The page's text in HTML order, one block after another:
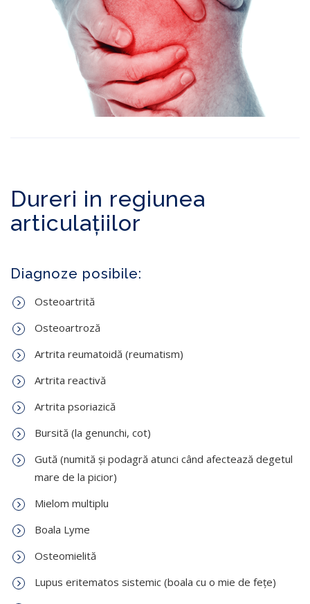
Dureri in regiunea
articulațiilor
Diagnoze posibile:
Osteoartrită
Osteoartroză
Artrita reumatoidă (reumatism)
Artrita reactivă
Artrita psoriazică
Bursită (la genunchi, cot)
Gută (numită și podagră atunci când afectează degetul
mare de la picior)
Mielom multiplu
Boala Lyme
Osteomielită
Lupus eritematos sistemic (boala cu o mie de fețe)